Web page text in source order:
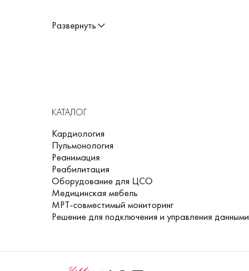
Развернуть
КАТАЛОГ
Кардиология
Пульмонология
Реанимация
Реабилитация
Оборудование для ЦСО
Медицинская мебель
МРТ-совместимый мониторинг
Решение для подключения и управления данными